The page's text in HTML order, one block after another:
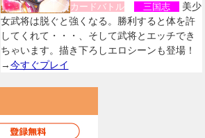
カードバトル 三国志
美少
女武将は脱ぐと強くなる。勝利すると体を許
してくれて・・・、そして武将とエッチでき
ちゃいます。描き下ろしエロシーンも登場！
→今すぐプレイ